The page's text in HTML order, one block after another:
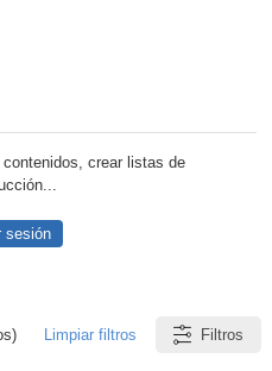
contenidos, crear listas de
sesión
Limpiar filtros Filtros